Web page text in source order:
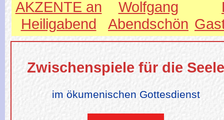
AKZENTE an
Heiligabend
Wolfgang
Abendschön
Zwischenspiele für die Seele
im ökumenischen Gottesdienst